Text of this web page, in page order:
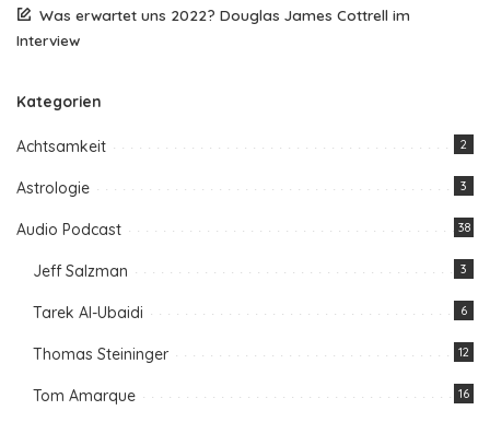
Was erwartet uns 2022? Douglas James Cottrell im
Interview
Kategorien
Achtsamkeit 2
Astrologie 3
Audio Podcast 38
Jeff Salzman 3
Tarek Al-Ubaidi 6
Thomas Steininger 12
Tom Amarque 16